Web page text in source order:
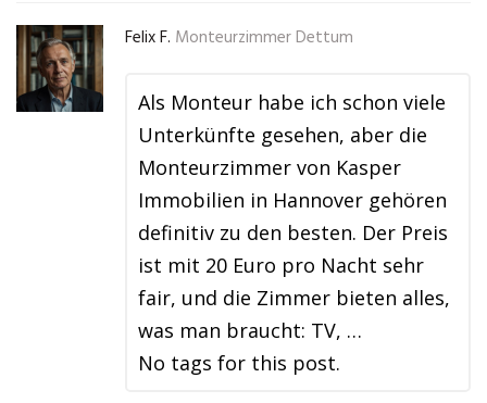
Felix F. Monteurzimmer Dettum
Als Monteur habe ich schon viele
Unterkünfte gesehen, aber die
Monteurzimmer von Kasper
Immobilien in Hannover gehören
definitiv zu den besten. Der Preis
ist mit 20 Euro pro Nacht sehr
fair, und die Zimmer bieten alles,
was man braucht: TV, …
No tags for this post.